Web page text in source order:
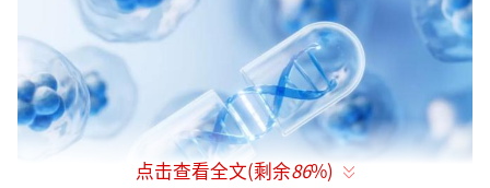
点击查看全文(剩余86%)